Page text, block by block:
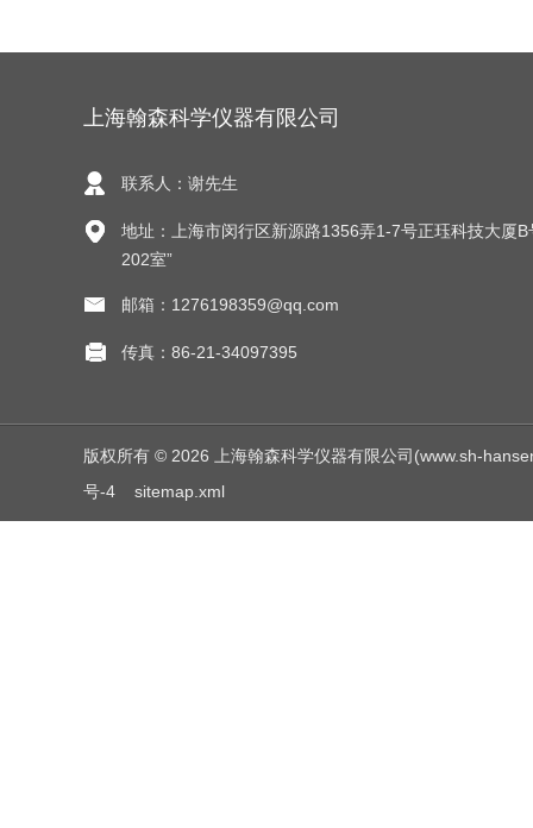
上海翰森科学仪器有限公司
联系人：谢先生
地址：上海市闵行区新源路1356弄1-7号正珏科技大厦B
202室”
邮箱：1276198359@qq.com
传真：86-21-34097395
版权所有 © 2026 上海翰森科学仪器有限公司(www.sh-
号-4
sitemap.xml